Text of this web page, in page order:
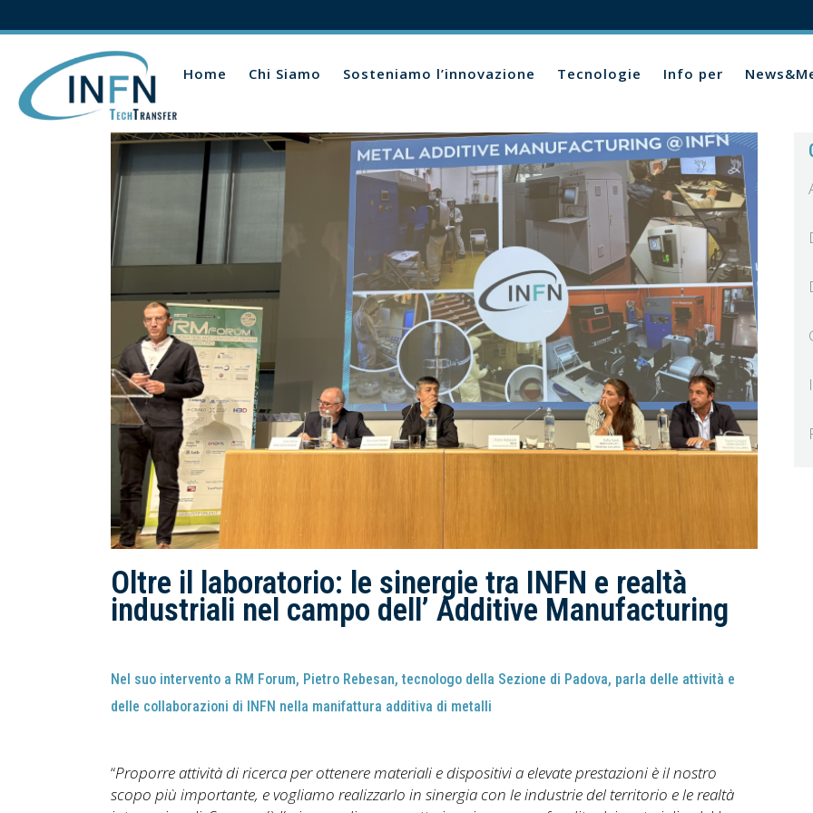
Home Chi Siamo Sosteniamo l’innovazione Tecnologie Info per
Oltre il laboratorio: le sinergie tra INFN e realtà
industriali nel campo dell’ Additive Manufacturing
Nel suo intervento a RM Forum, Pietro Rebesan, tecnologo della Sezione di Padova, parla delle attività e
delle collaborazioni di INFN nella manifattura additiva di metalli
“Proporre attività di ricerca per ottenere materiali e dispositivi a elevate prestazioni è il nostro
scopo più importante, e vogliamo realizzarlo in sinergia con le industrie del territorio e le realtà